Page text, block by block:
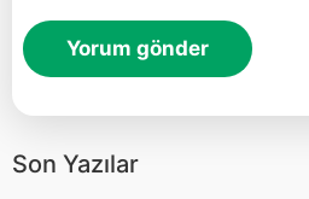
Son Yazılar